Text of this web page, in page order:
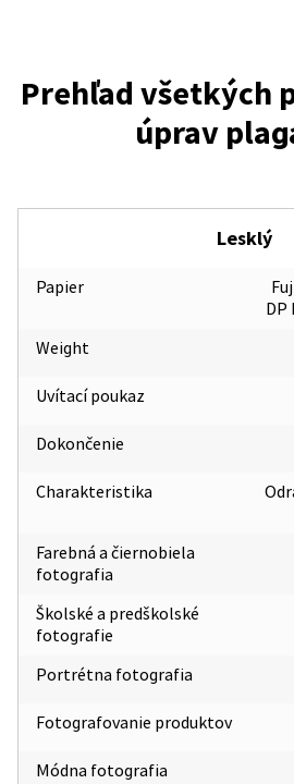
Prehľad všetkých
úprav
Lesklý
Papier
Weight
Uvítací poukaz
Dokončenie
Charakteristika
Farebná a čiernobiela
fotografia
Školské a predškolské
fotografie
Portrétna fotografia
Fotografovanie produktov
Módna fotografia
DP